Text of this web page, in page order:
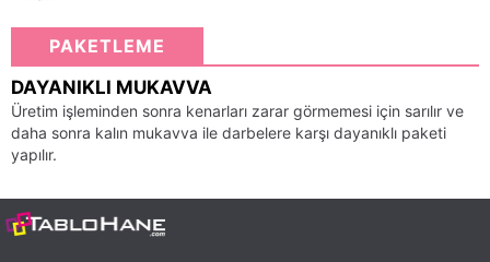
PAKETLEME
DAYANIKLI MUKAVVA
Üretim işleminden sonra kenarları zarar görmemesi için sarılır ve
daha sonra kalın mukavva ile darbelere karşı dayanıklı paketi
yapılır.